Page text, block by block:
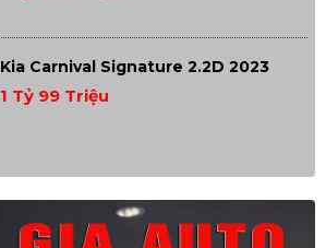
Kia Carnival Signature 2.2D 2023
1 Tỷ 99 Triệu